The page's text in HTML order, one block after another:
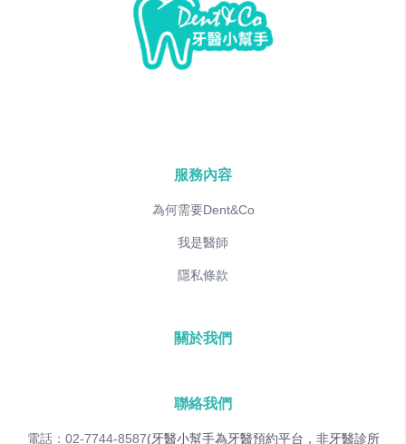
服務內容
為何需要Dent&Co
我是醫師
隱私條款
關於我們
聯絡我們
電話：02-7744-8587(牙醫小幫手為牙醫預約平台，非牙醫診所